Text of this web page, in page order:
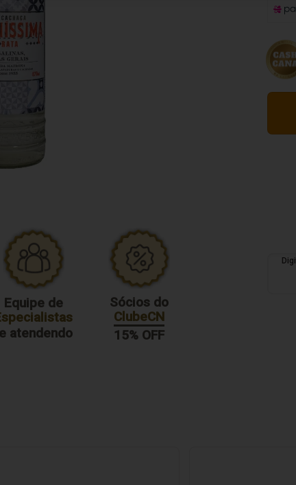
Equipe de
atendendo
Sócios do
ClubeCN
15% OFF